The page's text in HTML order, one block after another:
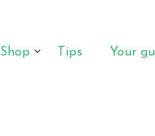
Shop Tips Your